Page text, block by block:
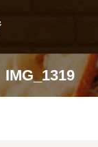
IMG_1319